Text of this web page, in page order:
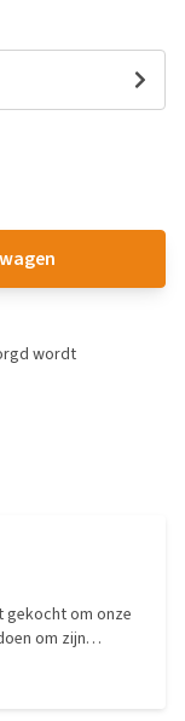
wordt
gekocht om onze
om zijn